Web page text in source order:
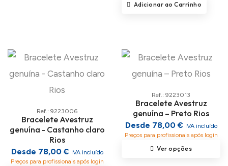
Adicionar ao Carrinho
Ref.: 9223006
Bracelete Avestruz
genuína - Castanho claro
Rios
Desde 78,00 € IVA incluído
Preços para profissionais após login
Ref.: 9223013
Bracelete Avestruz
genuína – Preto Rios
Desde 78,00 € IVA incluído
Preços para profissionais após login
Ver opções